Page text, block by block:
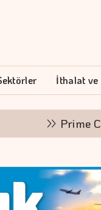
İthalat
Prime